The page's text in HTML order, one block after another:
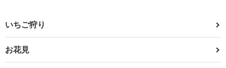
いちご狩り
お花見